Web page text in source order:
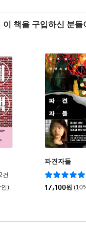
이 책을 구입하신 분
건
)
파견자들
17,100원